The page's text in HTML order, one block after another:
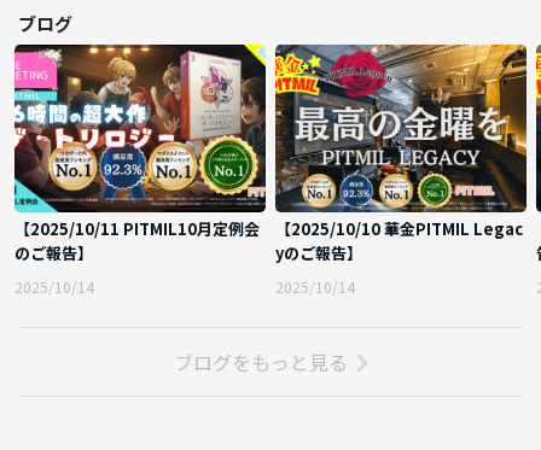
ブログ
【2025/10/11 PITMIL10月定例会
のご報告】
2025/10/14
【2025/10/10 華金PITMIL Legac
yのご報告】
2025/10/14
ブログをもっと見る